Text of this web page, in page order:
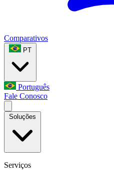
Comparativos
PT
Português
Fale Conosco
Soluções
Serviços